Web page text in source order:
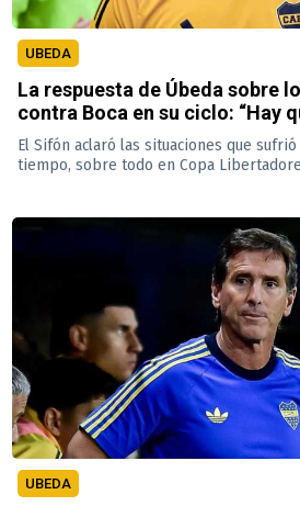
UBEDA
La respuesta de Úbeda sobre
contra Boca en su ciclo: “Hay
El Sifón aclaró las situaciones que
tiempo, sobre todo en Copa
UBEDA